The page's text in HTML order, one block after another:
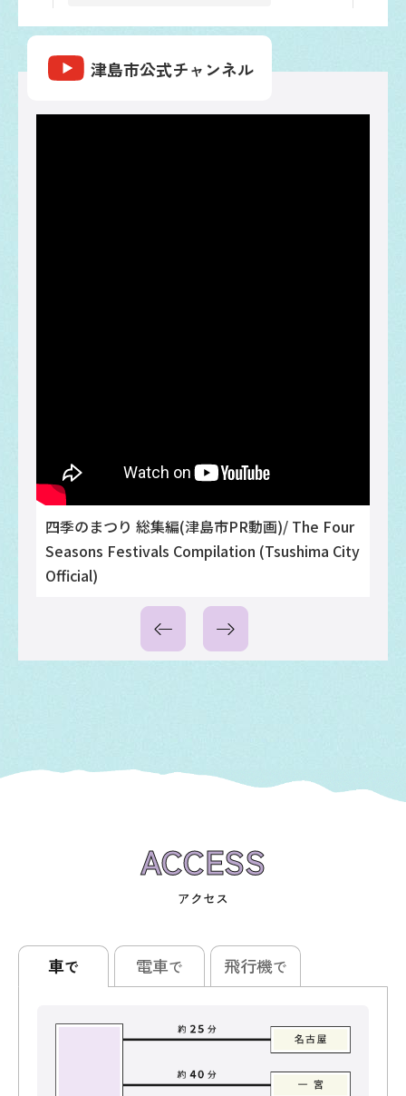
津島市公式チャンネル
四季のまつり 総集編(津島市PR動画)/ The Four
Seasons Festivals Compilation (Tsushima City
Official)
ACCESS
アクセス
車で 電車で 飛行機で